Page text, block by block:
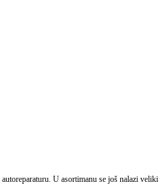
U asortimanu se još nalazi veliki